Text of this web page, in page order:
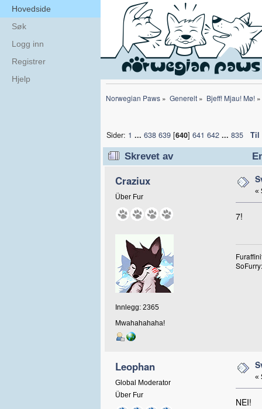
Hovedside
Søk
Logg inn
Registrer
Hjelp
Norwegian Paws » Generelt» Bjeff! Mjau! Mø!»
Sider: 1 ... 638 639[640] 641 642 ... 835 Til
Skrevet av
Craziux
Über Fur
Innlegg: 2365
Mwahahahaha!
«
7!
Leophan
Global Moderator
Über Fur
«
NEI!